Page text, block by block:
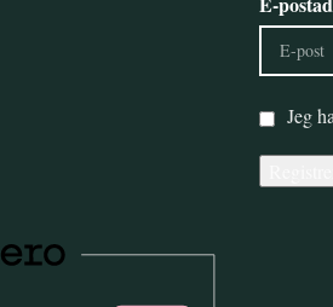
Monteres inne i vinrommet over kunstig
himmling eller bygges inn skjult bak
Modellene har støvfilter for raskt og enkelt
dette er ikke med i prisen.
Jeg